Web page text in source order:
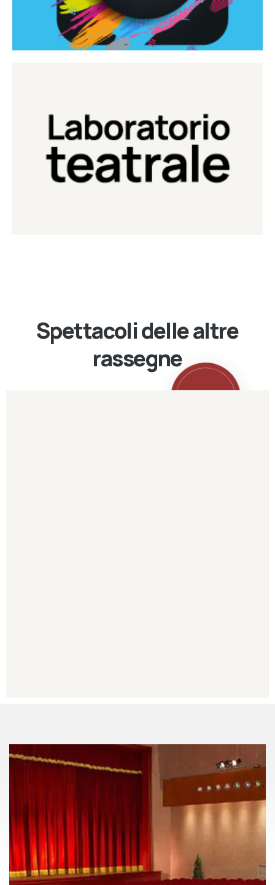
Laboratorio Teatrale
Laboratorio di teatro del Teatro Eduardo de Filippo
Continua
Spettacoli delle altre
rassegne